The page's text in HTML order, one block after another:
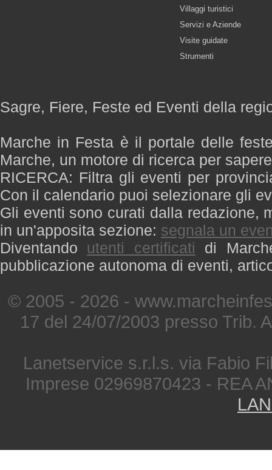
Villaggi turistici
Servizi e Aziende
Visite guidate
Strumenti
Sagre, Fiere, Feste ed Eventi della
Marche in Festa è il portale delle
Marche, un motore di ricerca per
RICERCA: Filtra gli eventi per
Con il calendario puoi selezionare gli
Gli eventi sono curati dalla redazione,
in un'apposita sezione: segnala un
Diventando utenti certificati di
pubblicazione autonoma di eventi,
© 2005 - 2026 -
17 del 24/07/2003 presso Trib.
Lanetservice s.r.l.s. via Fabio
Imprese 02969870423 - REA